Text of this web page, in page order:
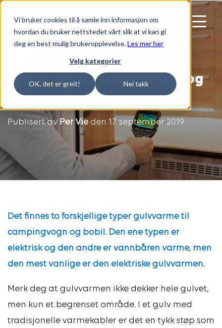
Vi bruker cookies til å samle inn informasjon om
hvordan du bruker nettstedet vårt slik at vi kan gi
deg en best mulig brukeropplevelse.Les mer her
Velg kategorier
OK, det er greit! Nei takk
Viktig informasjon om
gulvvarme i campingvogn og
bobil
Publisert av Per Vie den 17. september 2019
Det finnes to forskjellige typer gulvvarme til
campingvogn og bobil. Den ene typen er
elektrisk og den andre er vannbåren varme, men
den mest vanlige er den elektriske gulvvarmen.
Merk deg at gulvvarmen ikke dekker hele gulvet,
men kun et begrenset område. I et gulv med
tradisjonelle varmekabler er det en tykk støp som